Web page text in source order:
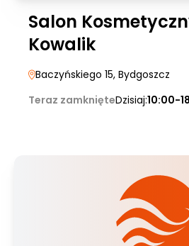
Salon
Kowalik
Baczyńskiego 15, Bydgoszcz
Teraz zamknięteDzisiaj:10:00-